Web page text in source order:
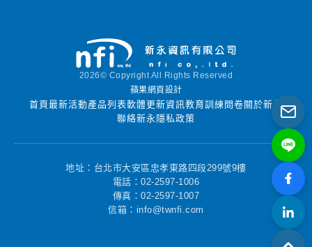
2026© Copyright All Rights Reserved
蘋果網頁設計
首頁最新活動產品列表軟體更新資訊教育訓練 問卷 關於新永
聯絡新永 隱私政策
地址：台北市大安區忠孝東路四段299號9樓
電話：02-2597-1006
傳真：02-2597-1007
信箱：info@twnfi.com